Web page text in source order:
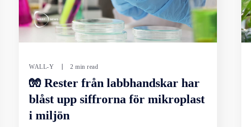
WALL-Y 2 min read
🧤 Rester från labbhandskar har
blåst upp siffrorna för mikroplast
i miljön